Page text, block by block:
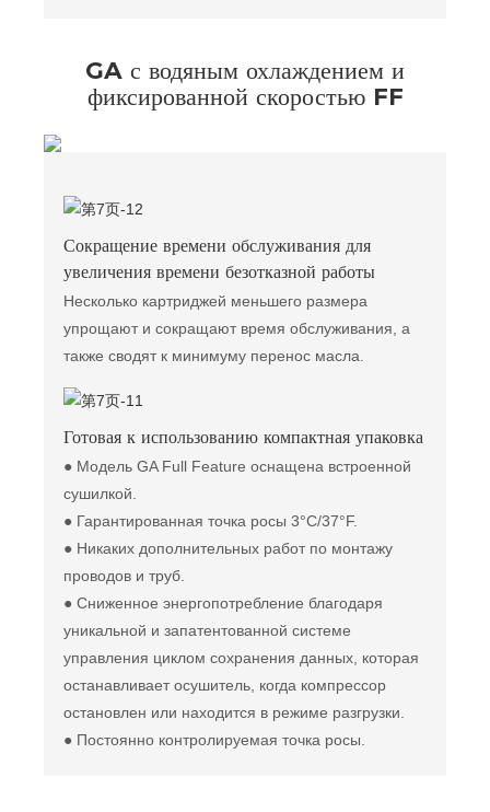
GA с водяным охлаждением и
фиксированной скоростью FF
Сокращение времени обслуживания для
увеличения времени безотказной работы
Несколько картриджей меньшего размера
упрощают и сокращают время обслуживания, а
также сводят к минимуму перенос масла.
Готовая к использованию компактная упаковка
● Модель GA Full Feature оснащена встроенной
сушилкой.
● Гарантированная точка росы 3°C/37°F.
● Никаких дополнительных работ по монтажу
проводов и труб.
● Сниженное энергопотребление благодаря
уникальной и запатентованной системе
управления циклом сохранения данных, которая
останавливает осушитель, когда компрессор
остановлен или находится в режиме разгрузки.
● Постоянно контролируемая точка росы.